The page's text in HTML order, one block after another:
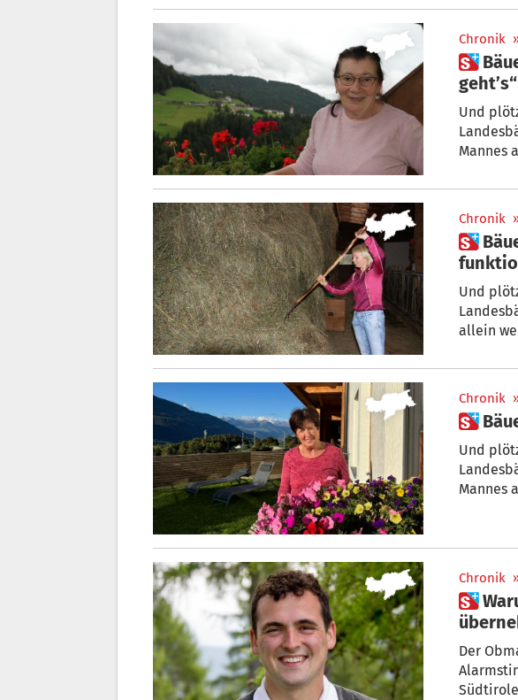
ums
Chronik
 Bäuerin Marianna Unterkofler: „Wenn man will und muss, dann
geht’s“
Und
Mannes
Mutter.
Chronik
 Bäuerin Helga Pernthaler: „Man schaut nur noch, dass man
Und
allein
plötzlich
Chronik

Und
Mannes
Chronik
 Warum immer mehr Junge zögern, den Hof der Eltern zu
Der
Südtiroler Landwirtschaft